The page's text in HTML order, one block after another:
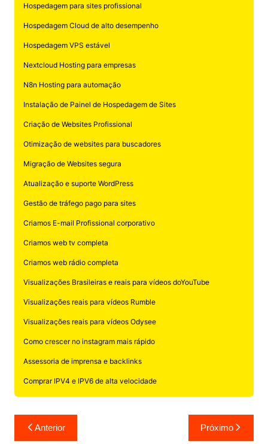
Hospedagem para sites profissional
Hospedagem Cloud de alto desempenho
Hospedagem VPS estável
Nextcloud Hosting para empresas
N8n Hosting para automação
Instalação de Painel de Hospedagem de Sites
Criação de Websites Profissional
Otimização de websites para buscadores
Migração de Websites segura
Atualização e suporte WordPress
Gestão de tráfego pago para sites
Criamos E-mail Profissional corporativo
Criamos web tv completa
Criamos web rádio completa
Visualizações Brasileiras e reais para vídeos doYouTube
Visualizações reais para vídeos Rumble
Visualizações reais para vídeos Odysee
Como crescer no instagram mais rápido
Assessoria de imprensa e backlinks
Comprar IPV4 e IPV6 de alta velocidade
Navegação
Anterior Próximo